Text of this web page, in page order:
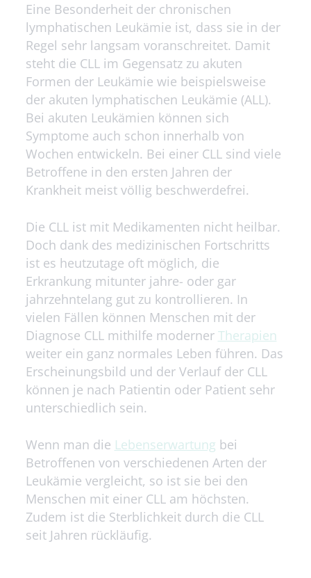
Eine Besonderheit der chronischen
lymphatischen Leukämie ist, dass sie in der
Regel sehr langsam voranschreitet. Damit
steht die CLL im Gegensatz zu akuten
Formen der Leukämie wie beispielsweise
der akuten lymphatischen Leukämie (ALL).
Bei akuten Leukämien können sich
Symptome auch schon innerhalb von
Wochen entwickeln. Bei einer CLL sind viele
Betroffene in den ersten Jahren der
Krankheit meist völlig beschwerdefrei.
Die CLL ist mit Medikamenten nicht heilbar.
Doch dank des medizinischen Fortschritts
ist es heutzutage oft möglich, die
Erkrankung mitunter jahre- oder gar
jahrzehntelang gut zu kontrollieren. In
vielen Fällen können Menschen mit der
Diagnose CLL mithilfe moderner Therapien
weiter ein ganz normales Leben führen. Das
Erscheinungsbild und der Verlauf der CLL
können je nach Patientin oder Patient sehr
unterschiedlich sein.
Wenn man die Lebens­erwartung bei
Betroffenen von verschiedenen Arten der
Leukämie vergleicht, so ist sie bei den
Menschen mit einer CLL am höchsten.
Zudem ist die Sterblichkeit durch die CLL
seit Jahren rückläufig.